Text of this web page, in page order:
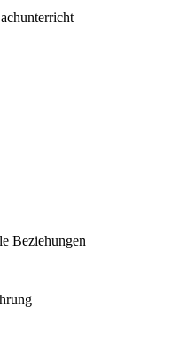
Beziehungen